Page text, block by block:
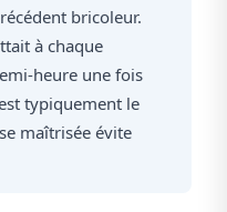
bricoleur.
à chaque
heure une fois
typiquement le
maîtrisée évite